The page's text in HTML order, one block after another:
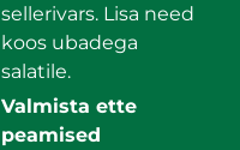
sellerivars. Lisa need
koos ubadega
salatile.
Valmista ette
peamised